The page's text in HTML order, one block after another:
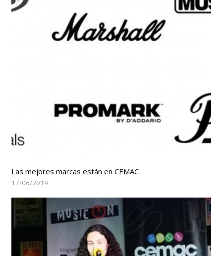
Las mejores marcas están en CEMAC
17/06/2019